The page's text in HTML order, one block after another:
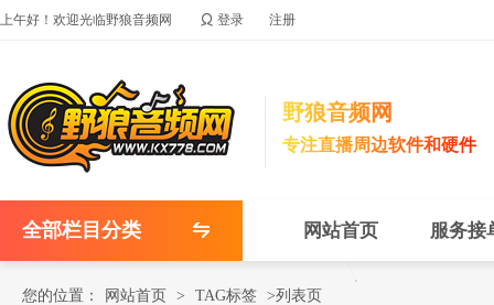
上午好！欢迎光临野狼音频网  登录 注册
野狼音频网
专注直播周边软件和硬件
全部栏目分类 网站首页 服务接
您的位置： 网站首页 > TAG标签 >列表页